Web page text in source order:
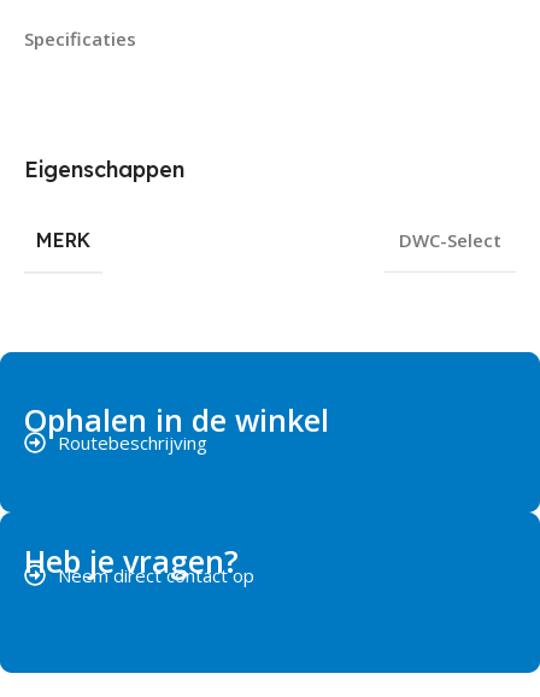
Specificaties
Eigenschappen
MERK DWC-Select
Ophalen in de winkel
Routebeschrijving
Heb je vragen?
Neem direct contact op